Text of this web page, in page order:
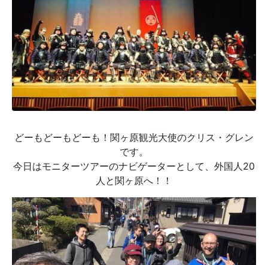
どーもどーもどーも！関ヶ原観光大使のクリス・グレン
です。
今日はモニターツアーのナビゲーターとして、外国人20
人と関ヶ原へ！！